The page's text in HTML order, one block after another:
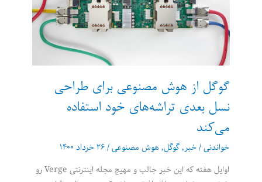
گوگل از هوش مصنوعی برای طراحی
نسل بعدی تراشه‌های خود استفاده
می‌کند
خواندنی/خبر,گوگل,هوش مصنوعی/۲۶ خرداد ۱۴۰۰
اوایل هفته که این خبر جالب و مهیج مجله اینترنتی Verge رو